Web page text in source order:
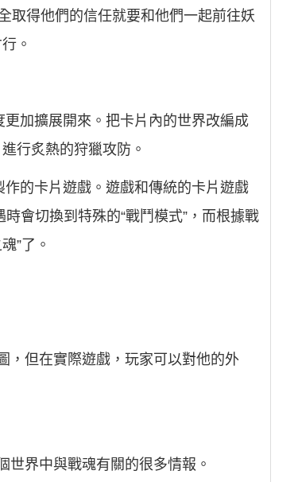
取得他們的信任就要和他們一起前往妖
。
加擴展開來。把卡片內的世界改編成
行炙熱的狩獵攻防。
的卡片遊戲。遊戲和傳統的卡片遊戲
會切換到特殊的“戰鬥模式”，而根據戰
”了。
，但在實際遊戲，玩家可以對他的外
界中與戰魂有關的很多情報。